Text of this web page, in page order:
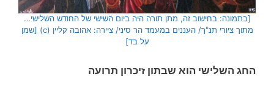
[בתמונה: בחישוב זה, מתן תורה היה ביום השישי של החודש השלישי…
מתוך ציורי תנ"ך/ העננים במעמד הר סיני/ ציירה: אהובה קליין (c) [שמן
על בד]
החג השלישי הוא שבתון זיכרון תרועה